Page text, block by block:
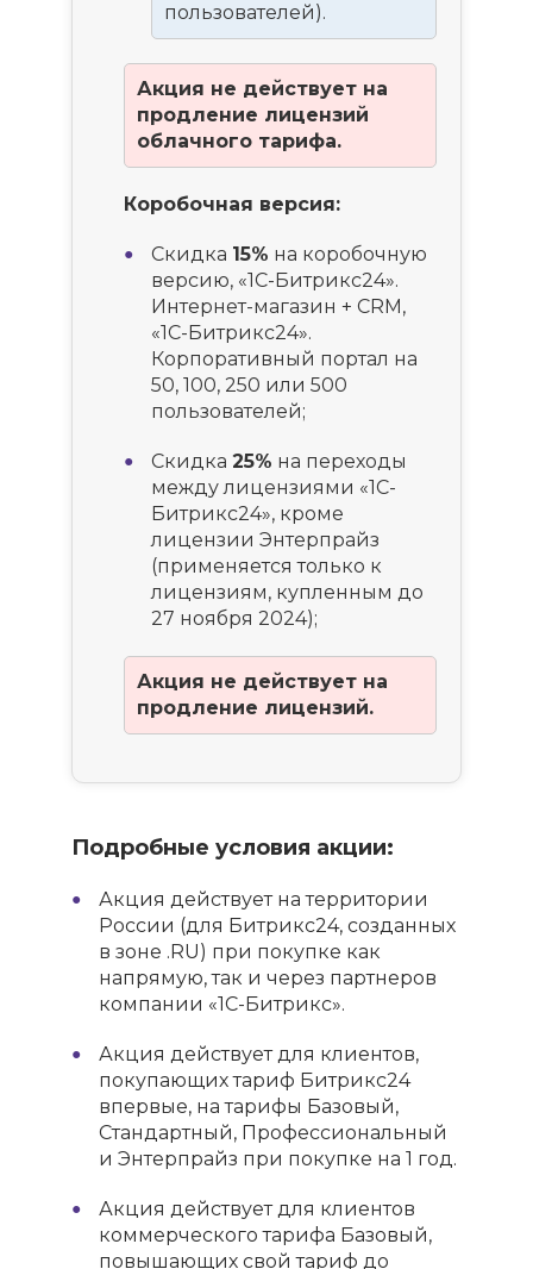
пользователей).
Акция не действует на
продление лицензий
облачного тарифа.
Коробочная версия:
Скидка 15% на коробочную
версию, «1С-Битрикс24».
Интернет-магазин + CRM,
«1С-Битрикс24».
Корпоративный портал на
50, 100, 250 или 500
пользователей;
Скидка 25% на переходы
между лицензиями «1С-
Битрикс24», кроме
лицензии Энтерпрайз
(применяется только к
лицензиям, купленным до
27 ноября 2024);
Акция не действует на
продление лицензий.
Подробные условия акции:
Акция действует на территории
России (для Битрикс24, созданных
в зоне .RU) при покупке как
напрямую, так и через партнеров
компании «1С-Битрикс».
Акция действует для клиентов,
покупающих тариф Битрикс24
впервые, на тарифы Базовый,
Стандартный, Профессиональный
и Энтерпрайз при покупке на 1 год.
Акция действует для клиентов
коммерческого тарифа Базовый,
повышающих свой тариф до